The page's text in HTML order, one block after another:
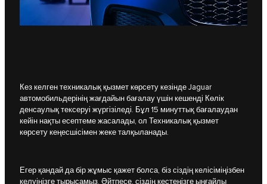
Кез келген техникалық қызмет көрсету кезінде Jaguar
автомобильдерінің жағдайын бағалау үшін кешенді Көлік
денсаулық тексеруі жүргізіледі. Бұл 15 минуттық бағалаудан
кейін нақты есептеме жасалады, ол Техникалық қызмет
көрсету кеңесшісімен жеке талқыланады.
Егер қандай да бір жұмыс қажет болса, біз сіздің келісіміңізбен
келуіңізге тырысамыз. Әйтпесе, сіздің кестеңізге ыңғайлы